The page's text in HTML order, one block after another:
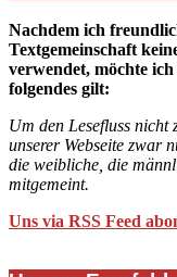
Nachdem ich
Textgemeinschaft
verwendet, möchte
folgendes gilt:
Um den Lesefluss
unserer Webseite zwar
die weibliche, die
mitgemeint.
Uns via RSS Feed